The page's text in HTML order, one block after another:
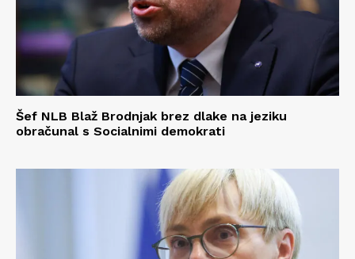
Šef NLB Blaž Brodnjak brez dlake na jeziku
obračunal s Socialnimi demokrati